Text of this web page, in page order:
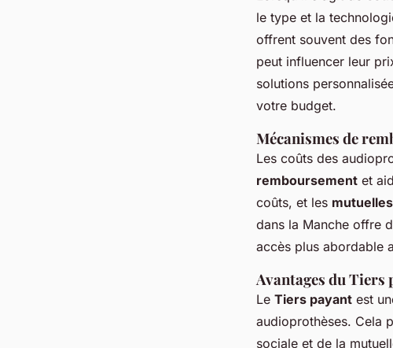
le type et la
offrent souvent des
peut influencer leur
solutions
votre budget.
Mécanismes de
Les coûts des
remboursement et
coûts, et les mutuelles
dans la Manche offre
accès plus abordable
Avantages du Tiers
Le Tiers payant est
audioprothèses. Cela
sociale et de la